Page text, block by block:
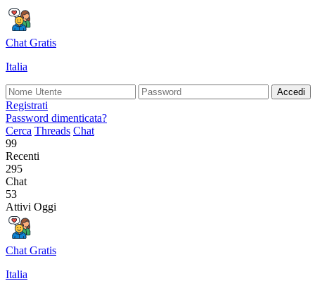
Chat Gratis
Italia
Accedi
Registrati
Password dimenticata?
Cerca Threads Chat
99
Recenti
295
Chat
53
Attivi Oggi
Chat Gratis
Italia